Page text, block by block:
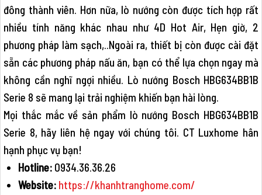
đông thành viên. Hơn nữa, lò nướng còn được tích hợp rất
nhiều tính năng khác nhau như 4D Hot Air, Hẹn giờ, 2
phương pháp làm sạch,..Ngoài ra, thiết bị còn được cài đặt
sẵn các phương pháp nấu ăn, bạn có thể lựa chọn ngay mà
không cần nghĩ ngợi nhiều. Lò nướng Bosch HBG634BB1B
Serie 8 sẽ mang lại trải nghiệm khiến bạn hài lòng.
Mọi thắc mắc về sản phẩm lò nướng Bosch HBG634BB1B
Serie 8, hãy liên hệ ngay với chúng tôi. CT Luxhome hân
hạnh phục vụ bạn!
Hotline:0934.36.36.26
Website:https://khanhtranghome.com/